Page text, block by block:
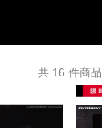
共 16 件商品